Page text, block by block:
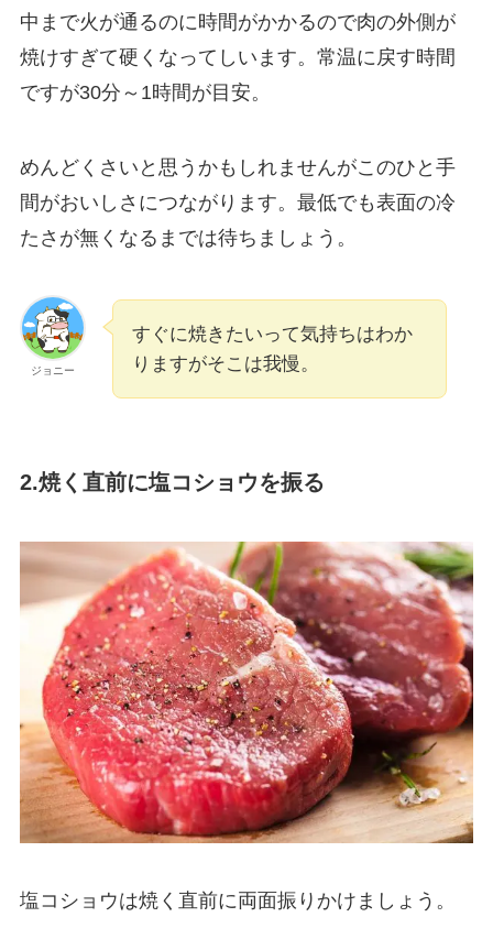
中まで火が通るのに時間がかかるので肉の外側が
焼けすぎて硬くなってし います。常温に戻す時間
ですが30分～1時間が目安。
めんどくさいと思うかもしれませんがこのひと手
間がおいしさにつながります。最低でも表面の冷
たさが無くなるまでは待ちましょう。
ジョニー
すぐに焼きたいって気持ちはわか
りますがそこは我慢。
2.焼く直前に塩コショウを振る
塩コショウは焼く直前に両面振りかけ ましょう。